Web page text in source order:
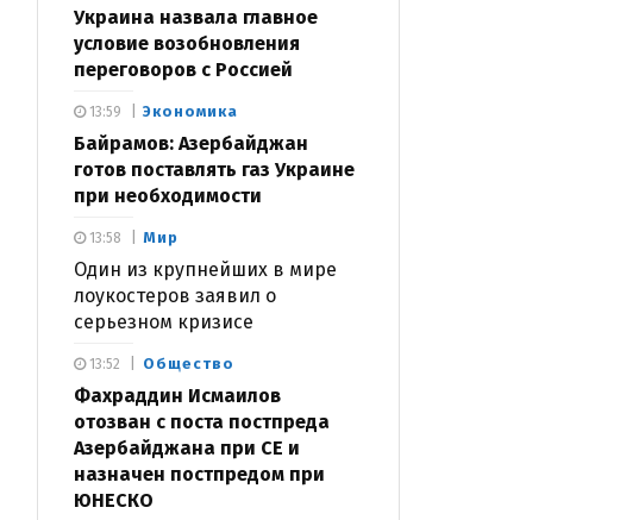
Украина назвала главное
условие возобновления
переговоров с Россией
Экономика
Байрамов: Азербайджан
готов поставлять газ Украине
при необходимости
13:59
Мир
Один из крупнейших в мире
лоукостеров заявил о
серьезном кризисе
13:58
Общество
Фахраддин Исмаилов
отозван с поста постпреда
Азербайджана при СЕ и
назначен постпредом при
ЮНЕСКО
13:52